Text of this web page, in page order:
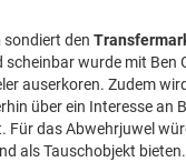
sondiert den
scheinbar wurde mit Ben
auserkoren. Zudem
über ein Interesse an
Für das Abwehrjuwel
als Tauschobjekt bieten.